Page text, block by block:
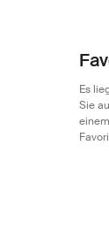
Es
Sie